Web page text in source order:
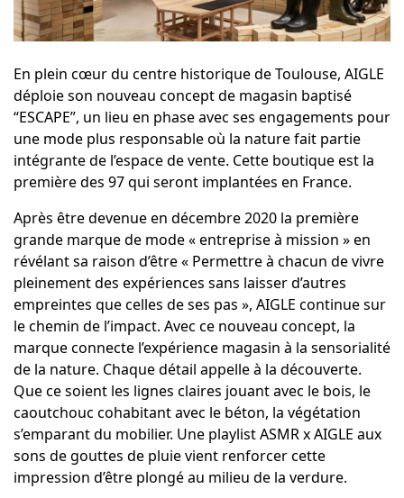
En plein cœur du centre historique de Toulouse, AIGLE
déploie son nouveau concept de magasin baptisé
“ESCAPE”, un lieu en phase avec ses engagements pour
une mode plus responsable où la nature fait partie
intégrante de l’espace de vente. Cette boutique est la
première des 97 qui seront implantées en France.
Après être devenue en décembre 2020 la première
grande marque de mode « entreprise à mission » en
révélant sa raison d’être « Permettre à chacun de vivre
pleinement des expériences sans laisser d’autres
empreintes que celles de ses pas », AIGLE continue sur
le chemin de l’impact. Avec ce nouveau concept, la
marque connecte l’expérience magasin à la sensorialité
de la nature. Chaque détail appelle à la découverte.
Que ce soient les lignes claires jouant avec le bois, le
caoutchouc cohabitant avec le béton, la végétation
s’emparant du mobilier. Une playlist ASMR x AIGLE aux
sons de gouttes de pluie vient renforcer cette
impression d’être plongé au milieu de la verdure.